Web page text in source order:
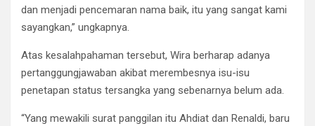
dan menjadi pencemaran nama baik, itu yang sangat kami
sayangkan,” ungkapnya.
Atas kesalahpahaman tersebut, Wira berharap adanya
pertanggungjawaban akibat merembesnya isu-isu
penetapan status tersangka yang sebenarnya belum ada.
“Yang mewakili surat panggilan itu Ahdiat dan Renaldi, baru